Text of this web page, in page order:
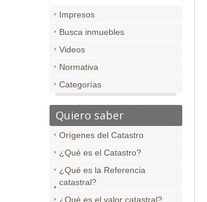
Impresos
Busca inmuebles
Videos
Normativa
Categorías
Quiero saber
Orígenes del Catastro
¿Qué es el Catastro?
¿Qué es la Referencia
catastral?
¿Qué es el valor catastral?